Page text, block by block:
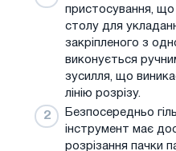
пристосування,
столу для
закріпленого з
виконується
зусилля, що
лінію розрізу.
Безпосередньо
інструмент має
розрізання пачки